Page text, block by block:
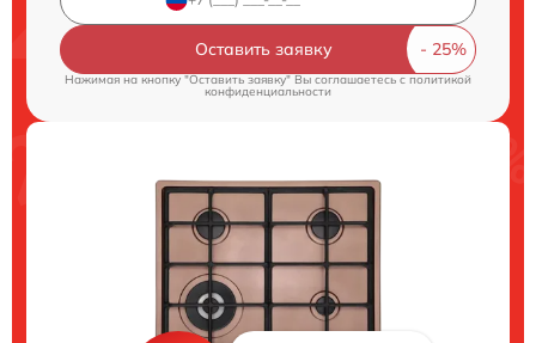
Оставить заявку
Нажимая на кнопку "Оставить заявку" Вы соглашаетесь cполитикой
конфиденциальности